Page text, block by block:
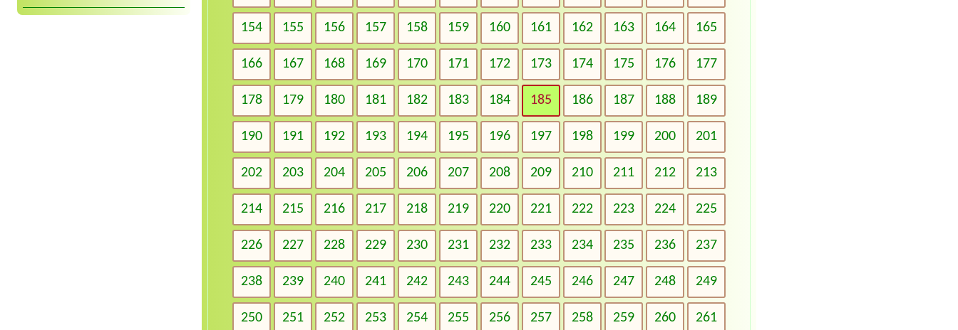
154 155 156 157 158 159 160 161 162 163 164 165
166 167 168 169 170 171 172 173 174 175 176 177
178 179 180 181 182 183 184 185 186 187 188 189
190 191 192 193 194 195 196 197 198 199 200 201
202 203 204 205 206 207 208 209 210 211 212 213
214 215 216 217 218 219 220 221 222 223 224 225
226 227 228 229 230 231 232 233 234 235 236 237
238 239 240 241 242 243 244 245 246 247 248 249
250 251 252 253 254 255 256 257 258 259 260 261